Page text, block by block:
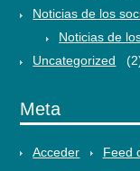
Noticias de los
Noticias de
Uncategorized
Meta
Acceder Feed